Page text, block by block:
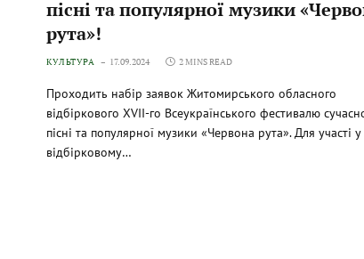
пісні та популярної музики
рута»!
КУЛЬТУРА 17.09.2024 2 MINS READ
Проходить набір заявок Житомирського обласного
відбіркового ХVІІ-го Всеукраїнського фестивалю
пісні та популярної музики «Червона рута». Для участі у
відбірковому…